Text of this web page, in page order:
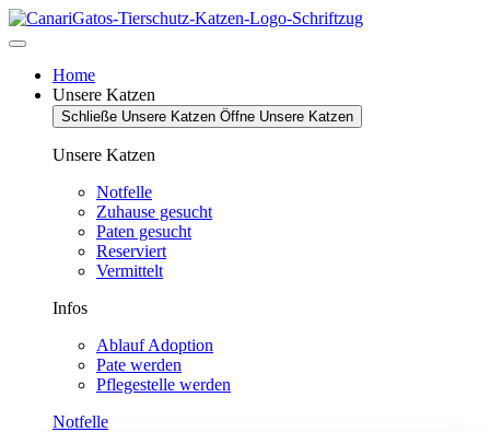
Zum
Inhalt
Home
Unsere Katzen
Schließe Unsere Katzen Öffne Unsere Katzen
Unsere Katzen
Notfelle
Zuhause gesucht
Paten gesucht
Reserviert
Vermittelt
Infos
Ablauf Adoption
Pate werden
Pflegestelle werden
Notfelle